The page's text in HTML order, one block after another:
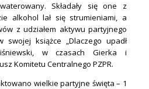
Składały się one z
alkohol lał się strumieniami, a
z udziałem aktywu partyjnego
swojej książce „Dlaczego upadł
w czasach Gierka i
Komitetu Centralnego PZPR.
wielkie partyjne święta – 1